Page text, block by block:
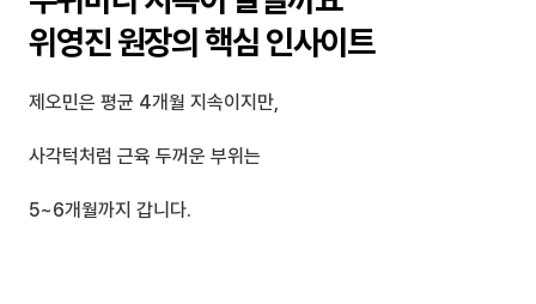
위영진 원장의 핵심 인사이트
제오민은 평균 4개월 지속이지만,
사각턱처럼 근육 두꺼운 부위는
5~6개월까지 갑니다.